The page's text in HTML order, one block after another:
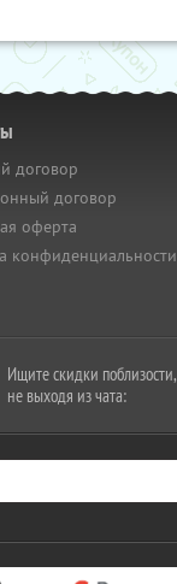
договор
договор
оферта
конфиденциальности
Ищите скидки поблизости,
не выходя из чата: